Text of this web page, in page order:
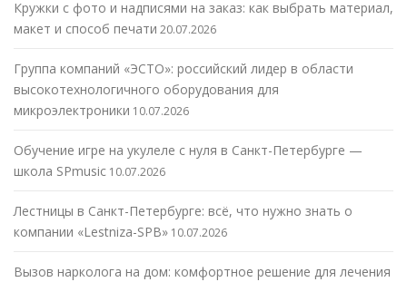
Кружки с фото и надписями на заказ: как выбрать материал,
макет и способ печати 20.07.2026
Группа компаний «ЭСТО»: российский лидер в области
высокотехнологичного оборудования для
микроэлектроники 10.07.2026
Обучение игре на укулеле с нуля в Санкт-Петербурге —
школа SPmusic 10.07.2026
Лестницы в Санкт-Петербурге: всё, что нужно знать о
компании «Lestniza-SPB» 10.07.2026
Вызов нарколога на дом: комфортное решение для лечения